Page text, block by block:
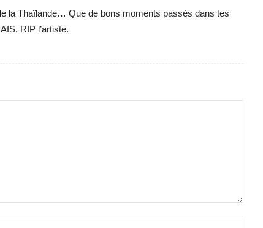
la Thaïlande… Que de bons moments passés dans tes
RIP l’artiste.